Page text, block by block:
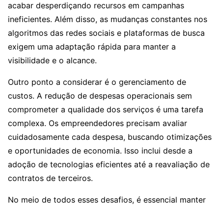
acabar desperdiçando recursos em campanhas
ineficientes. Além disso, as mudanças constantes nos
algoritmos das redes sociais e plataformas de busca
exigem uma adaptação rápida para manter a
visibilidade e o alcance.
Outro ponto a considerar é o gerenciamento de
custos. A redução de despesas operacionais sem
comprometer a qualidade dos serviços é uma tarefa
complexa. Os empreendedores precisam avaliar
cuidadosamente cada despesa, buscando otimizações
e oportunidades de economia. Isso inclui desde a
adoção de tecnologias eficientes até a reavaliação de
contratos de terceiros.
No meio de todos esses desafios, é essencial manter